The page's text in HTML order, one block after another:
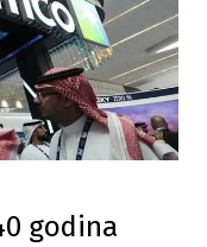
godina